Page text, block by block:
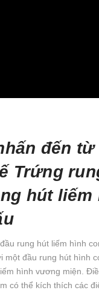
đến
Trứng
hút liếm
rung hút liếm hình
một đầu rung hút hình
hình vương miện.
có thể kích thích các